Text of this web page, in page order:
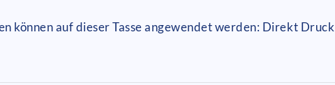
können auf dieser Tasse angewendet werden: Direkt Druck